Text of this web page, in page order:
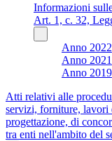
Informazioni
Art. 1, c. 32,
Anno 2022
Anno 2021
Anno 2019
Atti relativi alle
servizi, forniture, lavori
progettazione, di
tra enti nell'ambito del